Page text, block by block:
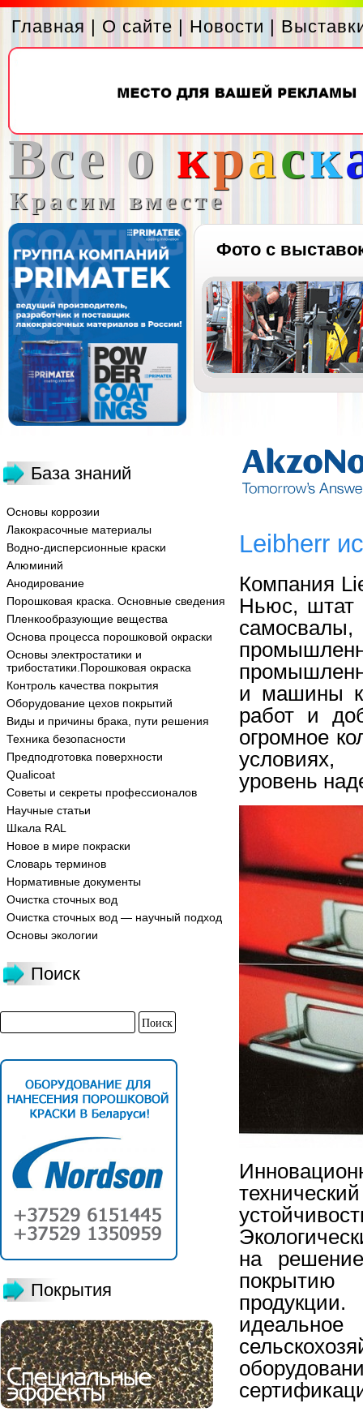
Главная | О сайте | Новости |
Все о краск
Красим вместе
Фото с
База знаний
Основы коррозии
Лакокрасочные материалы
Водно-дисперсионные краски
Алюминий
Анодирование
Порошковая краска. Основные сведения
Пленкообразующие вещества
Основа процесса порошковой окраски
Основы электростатики и
трибостатики.Порошковая окраска
Контроль качества покрытия
Оборудование цехов покрытий
Виды и причины брака, пути решения
Техника безопасности
Предподготовка поверхности
Qualicoat
Советы и секреты профессионалов
Научные статьи
Шкала RAL
Новое в мире покраски
Словарь терминов
Нормативные документы
Очистка сточных вод
Очистка сточных вод — научный подход
Основы экологии
Поиск
Покрытия
Leibherr
Компания
Ньюс, штат
и машины
работ и
огромное
условиях,
уровень
на
покрытию